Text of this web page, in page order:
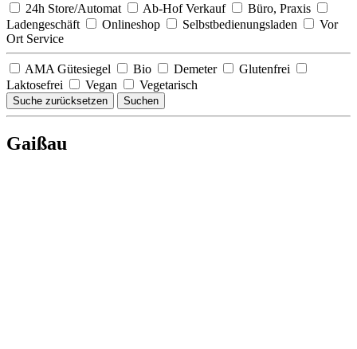
24h Store/Automat Ab-Hof Verkauf
Büro, Praxis
Ladengeschäft
Onlineshop Selbstbedienungsladen
Vor
Ort Service
AMA Gütesiegel Bio Demeter
Glutenfrei
Laktosefrei
Vegan Vegetarisch
Suche zurücksetzen Suchen
Gaißau